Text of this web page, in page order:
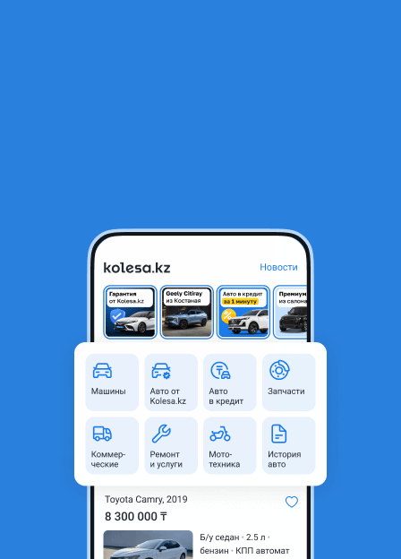
Алматы, Алматинская
область
Новая
Оригинальность
Оригинал
Подходит на авто